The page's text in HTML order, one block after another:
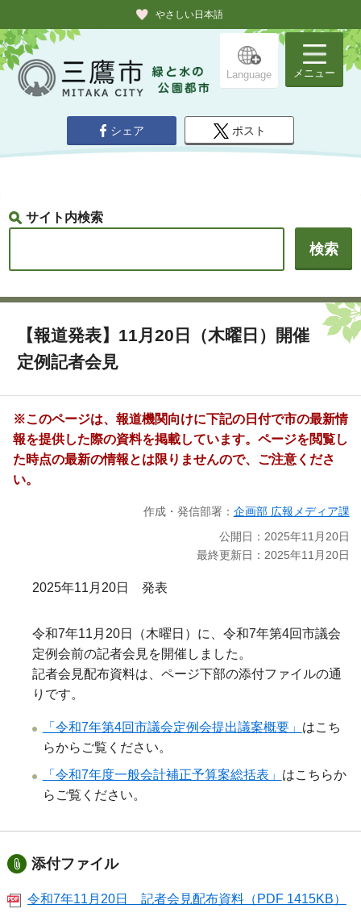
やさしい日本語
Language メニュー
シェア ポスト
サイト内検索
【報道発表】11月20日（木曜日）開催
定例記者会見
※このページは、報道機関向けに下記の日付で市の最新情
報を提供した際の資料を掲載しています。ページを閲覧し
た時点の最新の情報とは限りませんので、ご注意くださ
い。
作成・発信部署： 企画部 広報メディア課
公開日：2025年11月20日
最終更新日：2025年11月20日
2025年11月20日 発表
令和7年11月20日（木曜日）に、令和7年第4回市議会
定例会前の記者会見を開催しました。
記者会見配布資料は、ページ下部の添付ファイルの通
りです。
「令和7年第4回市議会定例会提出議案概要」 はこち
らからご覧ください。
「令和7年度一般会計補正予算案総括表」 はこちらか
らご覧ください。
添付ファイル
令和7年11月20日 記者会見配布資料（PDF 1415KB）